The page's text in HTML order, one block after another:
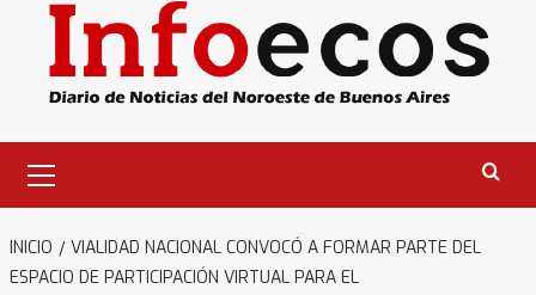
primario
INICIO
VIALIDAD NACIONAL CONVOCÓ A FORMAR PARTE DEL
ESPACIO DE PARTICIPACIÓN VIRTUAL PARA EL